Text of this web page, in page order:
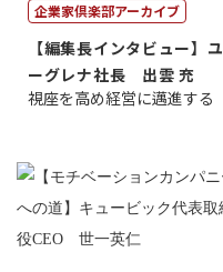
企業家倶楽部アーカイブ
【編集長インタビュー】ユ
ーグレナ社長 出雲 充
視座を高め経営に邁進する